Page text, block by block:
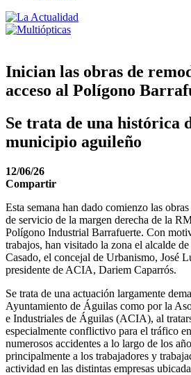
Inician las obras de
acceso al Polígono
Se trata de una histórica
municipio aguileño
12/06/26
Compartir
Esta semana han dado comienzo las
de servicio de la margen derecha de la
Polígono Industrial Barrafuerte. Con
trabajos, han visitado la zona el alcalde
Casado, el concejal de Urbanismo, José
presidente de ACIA, Dariem Caparrós.
Se trata de una actuación largamente
Ayuntamiento de Águilas como por la
e Industriales de Águilas (ACIA), al
especialmente conflictivo para el tráfico
numerosos accidentes a lo largo de los
principalmente a los trabajadores y
actividad en las distintas empresas